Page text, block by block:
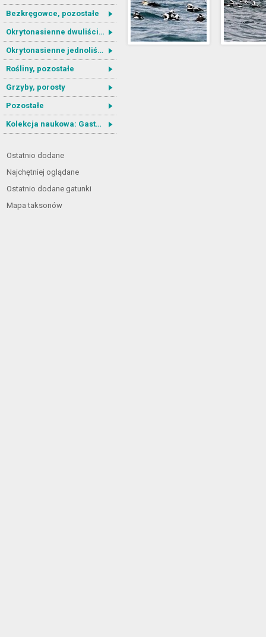
Bezkręgowce, pozostałe
Okrytonasienne dwuliścienne
Okrytonasienne jednoliścienne
Rośliny, pozostałe
Grzyby, porosty
Pozostałe
Kolekcja naukowa: Gastrotricha
Ostatnio dodane
Najchętniej oglądane
Ostatnio dodane gatunki
Mapa taksonów